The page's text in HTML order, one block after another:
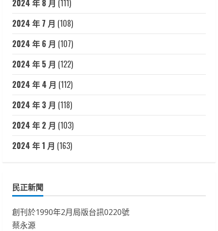
2024 年 8 月 (111)
2024 年 7 月 (108)
2024 年 6 月 (107)
2024 年 5 月 (122)
2024 年 4 月 (112)
2024 年 3 月 (118)
2024 年 2 月 (103)
2024 年 1 月 (163)
民正新聞
創刊於1990年2月局版台訊0220號
蔡永源